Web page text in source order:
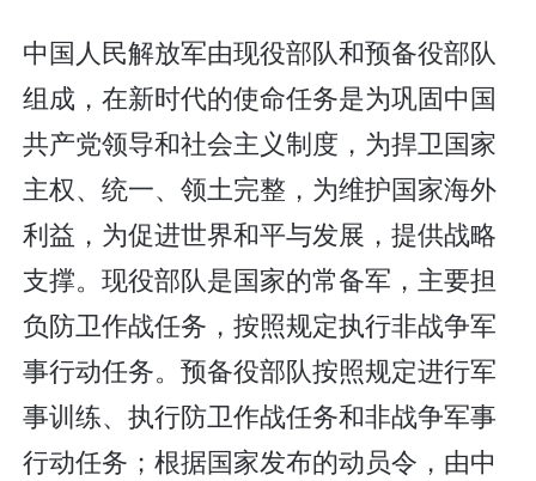
中国人民解放军由现役部队和预备役部队
组成，在新时代的使命任务是为巩固中国
共产党领导和社会主义制度，为捍卫国家
主权、统一、领土完整，为维护国家海外
利益，为促进世界和平与发展，提供战略
支撑。现役部队是国家的常备军，主要担
负防卫作战任务，按照规定执行非战争军
事行动任务。预备役部队按照规定进行军
事训练、执行防卫作战任务和非战争军事
行动任务；根据国家发布的动员令，由中